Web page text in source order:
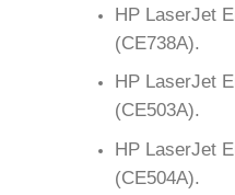
HP LaserJet
(CE738A).
HP LaserJet
(CE503A).
HP LaserJet
(CE504A).